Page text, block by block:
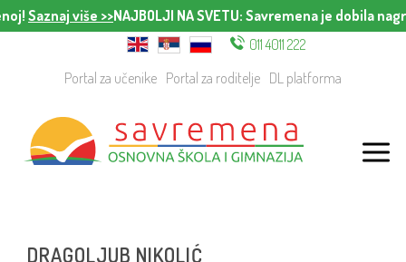
Saznaj više >>NAJBOLJI NA SVETU: Savremena je dobila
011 4011 222
Portal za učenike Portal za roditelje DL platforma
DRAGOLJUB NIKOLIĆ